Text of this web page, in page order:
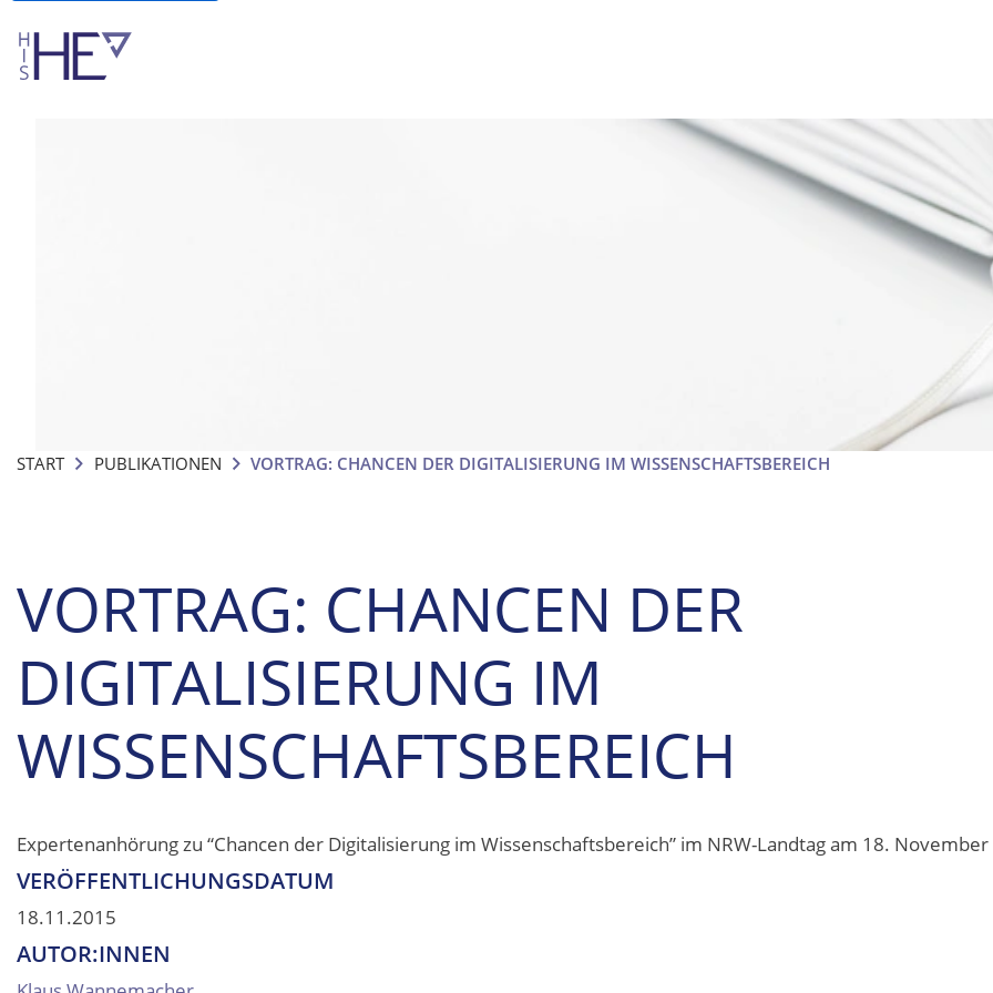
START PUBLIKATIONEN VORTRAG: CHANCEN DER DIGITALISIERUNG IM WISSENSCHAFTSBEREICH
VORTRAG: CHANCEN DER
DIGITALISIERUNG IM
WISSENSCHAFTSBEREICH
Expertenanhörung zu “Chancen der Digitalisierung im Wissenschaftsbereich” im NRW-Landtag am 18.
VERÖFFENTLICHUNGSDATUM
18.11.2015
AUTOR:INNEN